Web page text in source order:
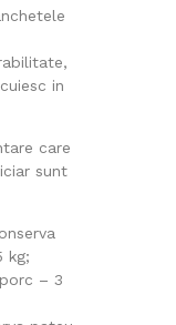
in
care
sunt
kg;
– 3